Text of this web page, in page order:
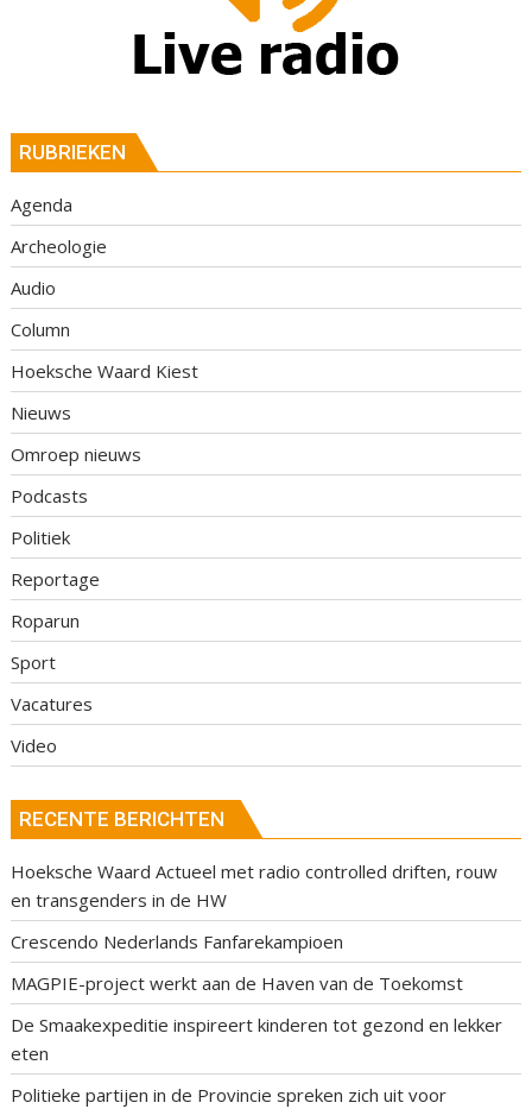
RUBRIEKEN
Agenda
Archeologie
Audio
Column
Hoeksche Waard Kiest
Nieuws
Omroep nieuws
Podcasts
Politiek
Reportage
Roparun
Sport
Vacatures
Video
RECENTE BERICHTEN
Hoeksche Waard Actueel met radio controlled driften, rouw
en transgenders in de HW
Crescendo Nederlands Fanfarekampioen
MAGPIE-project werkt aan de Haven van de Toekomst
De Smaakexpeditie inspireert kinderen tot gezond en lekker
eten
Politieke partijen in de Provincie spreken zich uit voor